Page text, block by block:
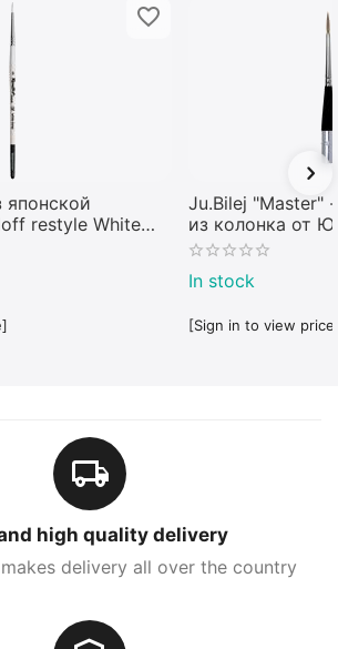
японской
restyle White
Ju.Bilej "Master"
из колонка от
In stock
[Sign in to view
high quality delivery
delivery all over the country